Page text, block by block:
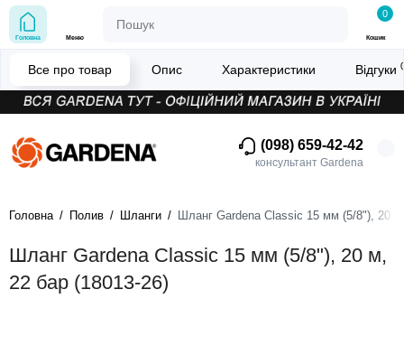
(098) 659-42-42
консультант Gardena
Головна Меню
0
Кошик
Головна Полив Шланги Шланг Gardena Classic 15 мм (5/8"), 20
Шланг Gardena Classic 15 мм (5/8"), 20 м,
22 бар (18013-26)
Все про товар Опис Характеристики Відгуки